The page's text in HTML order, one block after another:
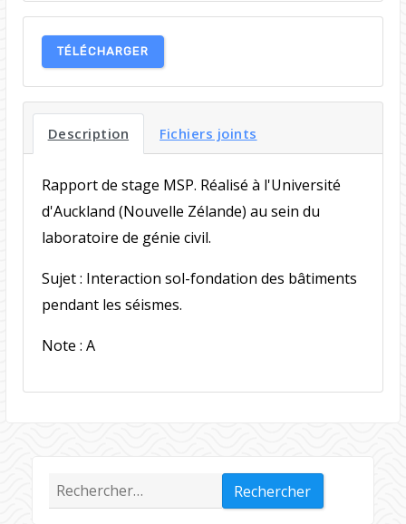
TÉLÉCHARGER
Description Fichiers joints
Rapport de stage MSP. Réalisé à l'Université
d'Auckland (Nouvelle Zélande) au sein du
laboratoire de génie civil.
Sujet : Interaction sol-fondation des bâtiments
pendant les séismes.
Note : A
Rechercher :